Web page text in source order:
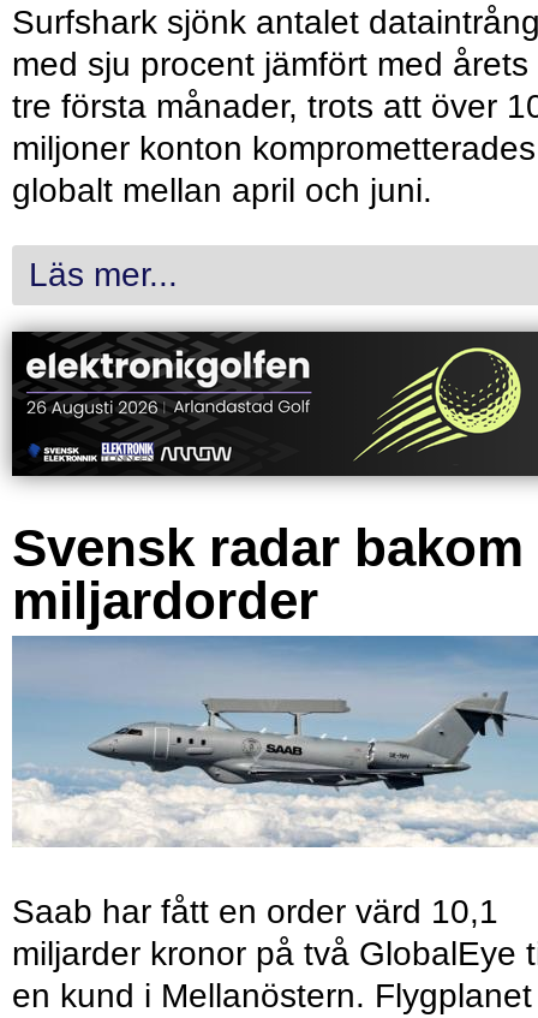
Surfshark sjönk antalet
med sju procent jämfört med årets
tre första månader, trots att över
miljoner konton komprometterades
globalt mellan april och juni.
Läs mer...
Svensk radar bakom
miljardorder
Saab har fått en order värd 10,1
miljarder kronor på två GlobalEye
en kund i Mellanöstern.